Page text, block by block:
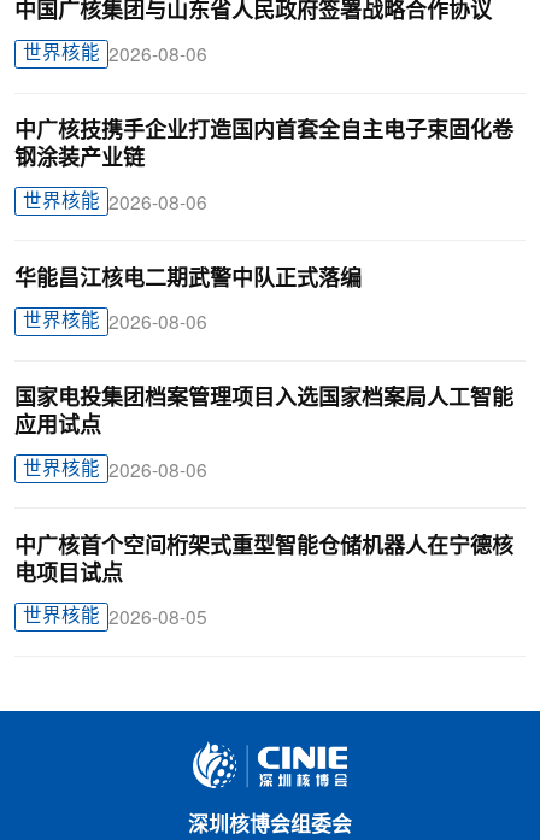
中国广核集团与山东省人民政府签署战略合作协议
世界核能 2026-08-06
中广核技携手企业打造国内首套全自主电子束固化卷
钢涂装产业链
世界核能 2026-08-06
华能昌江核电二期武警中队正式落编
世界核能 2026-08-06
国家电投集团档案管理项目入选国家档案局人工智能
应用试点
世界核能 2026-08-06
中广核首个空间桁架式重型智能仓储机器人在宁德核
电项目试点
世界核能 2026-08-05
深圳核博会组委会